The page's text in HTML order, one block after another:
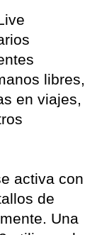
libres,
en viajes,
activa con
de
Una